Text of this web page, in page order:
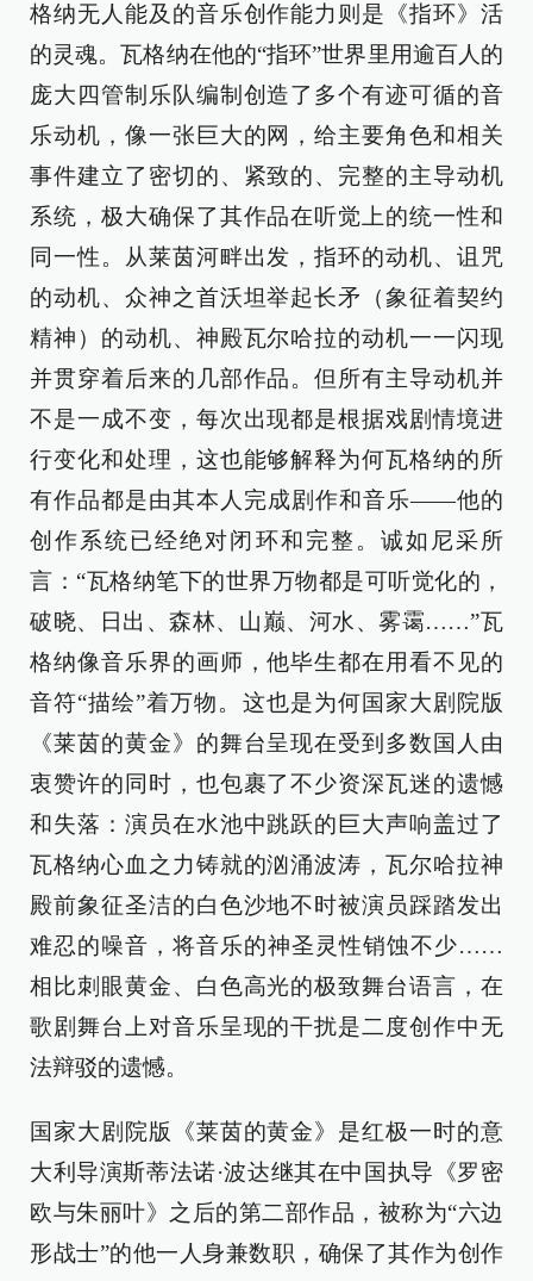
格纳无人能及的音乐创作能力则是《指环》活
的灵魂。瓦格纳在他的“指环”世界里用逾百人的
庞大四管制乐队编制创造了多个有迹可循的音
乐动机，像一张巨大的网，给主要角色和相关
事件建立了密切的、紧致的、完整的主导动机
系统，极大确保了其作品在听觉上的统一性和
同一性。从莱茵河畔出发，指环的动机、诅咒
的动机、众神之首沃坦举起长矛（象征着契约
精神）的动机、神殿瓦尔哈拉的动机一一闪现
并贯穿着后来的几部作品。但所有主导动机并
不是一成不变，每次出现都是根据戏剧情境进
行变化和处理，这也能够解释为何瓦格纳的所
有作品都是由其本人完成剧作和音乐——他的
创作系统已经绝对闭环和完整。诚如尼采所
言：“瓦格纳笔下的世界万物都是可听觉化的，
破晓、日出、森林、山巅、河水、雾霭……”瓦
格纳像音乐界的画师，他毕生都在用看不见的
音符“描绘”着万物。这也是为何国家大剧院版
《莱茵的黄金》的舞台呈现在受到多数国人由
衷赞许的同时，也包裹了不少资深瓦迷的遗憾
和失落：演员在水池中跳跃的巨大声响盖过了
瓦格纳心血之力铸就的汹涌波涛，瓦尔哈拉神
殿前象征圣洁的白色沙地不时被演员踩踏发出
难忍的噪音，将音乐的神圣灵性销蚀不少……
相比刺眼黄金、白色高光的极致舞台语言，在
歌剧舞台上对音乐呈现的干扰是二度创作中无
法辩驳的遗憾。
国家大剧院版《莱茵的黄金》是红极一时的意
大利导演斯蒂法诺·波达继其在中国执导《罗密
欧与朱丽叶》之后的第二部作品，被称为“六边
形战士”的他一人身兼数职，确保了其作为创作